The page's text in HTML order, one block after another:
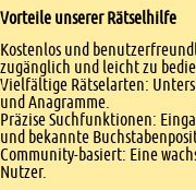
Vorteile unserer Rätselhilfe
Kostenlos und
zugänglich und leicht zu
Vielfältige Rätselarten:
und Anagramme.
Präzise Suchfunktionen:
und bekannte
Community-basiert: Eine
Nutzer.